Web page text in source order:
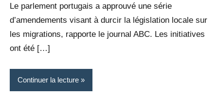
Le parlement portugais a approuvé une série
d’amendements visant à durcir la législation locale sur
les migrations, rapporte le journal ABC. Les initiatives
ont été […]
Continuer la lecture